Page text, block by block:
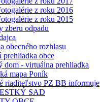
z roku 2016
z roku 2015
zberu odpadu
obecného rozhlasu
prehliadka obce
dom - virtuálna prehliadka
mapa Poník
riaditeľstvo PZ BB informuje
SAD